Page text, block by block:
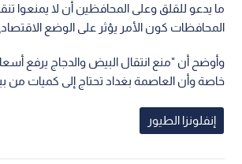
ما يدعو للقلق وعلى المحافظين أن لا يمنعوا
المحافظات كون الأمر يؤثر على الوضع
وأوضح أن "منع انتقال البيض والدجاج يرفع
خاصة وأن العاصمة بغداد تحتاج إلى كميات من
إنفلونزا الطيور